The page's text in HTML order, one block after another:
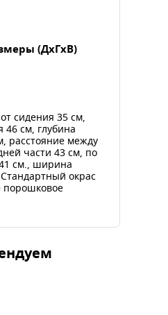
(ДхГхВ)
сидения 35 см,
46 см, глубина
расстояние между
части 43 см, по
см., ширина
окрас
порошковое